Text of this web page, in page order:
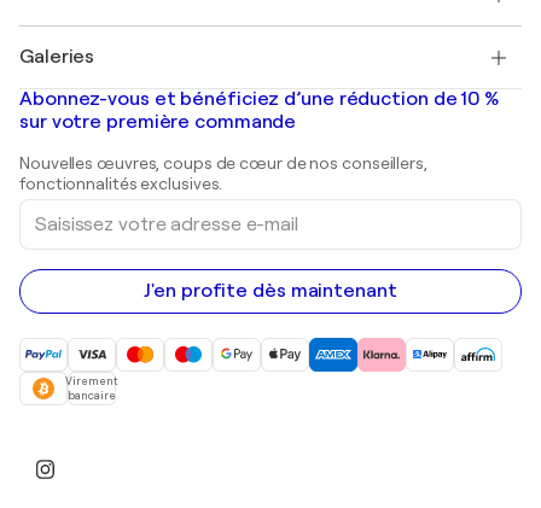
Banksy
Mr. Brainwash
Shepard Fairey
Tableaux abstraits à vendre
Peintures de paysage
Estampes
Peintures acryliques
Galeries
Galeries d'art en France
Galeries d'art en Belgique
Abonnez-vous et bénéficiez d’une réduction de 10 %
sur votre première commande
Nouvelles œuvres, coups de cœur de nos conseillers,
fonctionnalités exclusives.
Saisissez
votre
adresse
e-
mail
J'en profite dès maintenant
Virement
bancaire